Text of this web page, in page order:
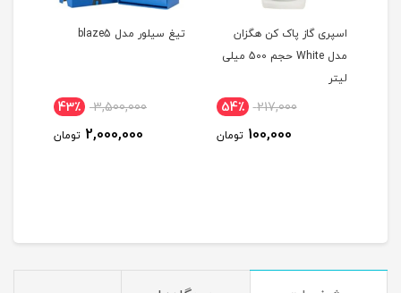
اسپری گاز پاک کن هگزان
مدل White حجم 500 میلی
لیتر
217,000 54٪
100,000 تومان
تیغ سیلور مدل blaze5
3,500,000 43٪
2,000,000 تومان